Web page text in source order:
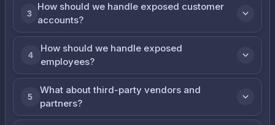
3
How should we handle exposed customer
accounts?
4
How should we handle exposed
employees?
5
What about third-party vendors and
partners?